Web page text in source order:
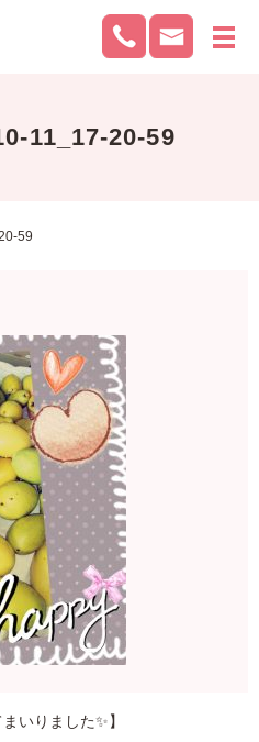
メ
11_17-20-59
59
いりました✨】